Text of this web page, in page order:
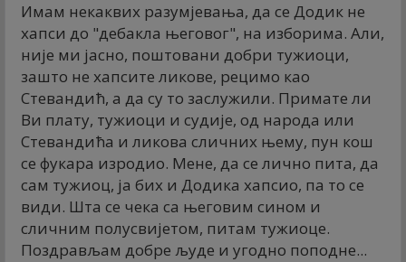
Имам некаквих разумјевања, да се Додик не
хапси до "дебакла његовог", на изборима. Али,
није ми јасно, поштовани добри тужиоци,
зашто не хапсите ликове, рецимо као
Стевандић, а да су то заслужили. Примате ли
Ви плату, тужиоци и судије, од народа или
Стевандића и ликова сличних њему, пун кош
се фукара изродио. Мене, да се лично пита, да
сам тужиоц, ја бих и Додика хапсио, па то се
види. Шта се чека са његовим сином и
сличним полусвијетом, питам тужиоце.
Поздрављам добре људе и угодно поподне...